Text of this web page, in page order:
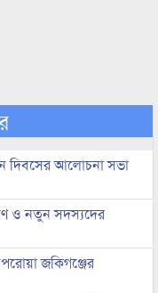
দিবসের আলোচনা সভা
ও নতুন সদস্যদের
জকিগঞ্জের